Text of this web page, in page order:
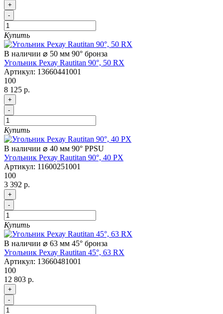
+
-
Купить
В наличии ⌀ 50 мм 90° бронза
Угольник Рехау Rautitan 90°, 50 RX
Артикул: 13660441001
100
8 125 р.
+
-
Купить
В наличии ⌀ 40 мм 90° PPSU
Угольник Рехау Rautitan 90°, 40 PX
Артикул: 11600251001
100
3 392 р.
+
-
Купить
В наличии ⌀ 63 мм 45° бронза
Угольник Рехау Rautitan 45°, 63 RX
Артикул: 13660481001
100
12 803 р.
+
-